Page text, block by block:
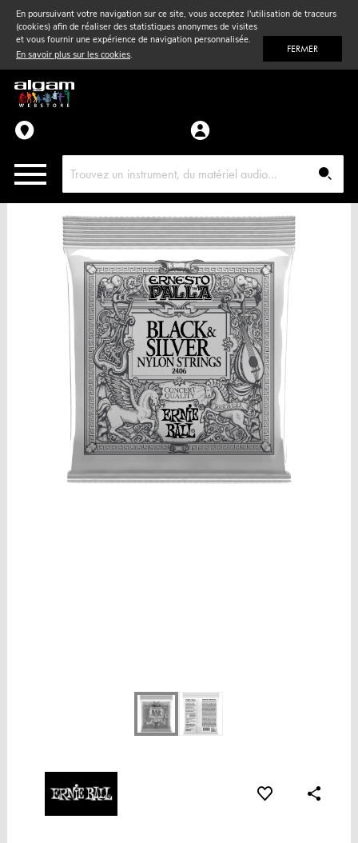
En poursuivant votre navigation sur ce site, vous acceptez l'utilisation de traceurs
(cookies) afin de réaliser des statistiques anonymes de visites
et vous fournir une expérience de navigation personnalisée.
En savoir plus sur les cookies. FERMER
Vent& Violon
Accessoires
Pièces détachées